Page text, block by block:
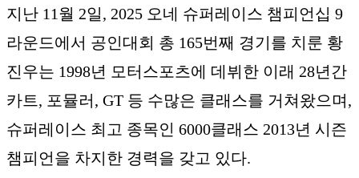
지난 11월 2일, 2025 오네 슈퍼레이스 챔피언십 9
라운드에서 공인대회 총 165번째 경기를 치룬 황
진우는 1998년 모터스포츠에 데뷔한 이래 28년간
카트, 포뮬러, GT 등 수많은 클래스를 거쳐왔으며,
슈퍼레이스 최고 종목인 6000클래스 2013년 시즌
챔피언을 차지한 경력을 갖고 있다.